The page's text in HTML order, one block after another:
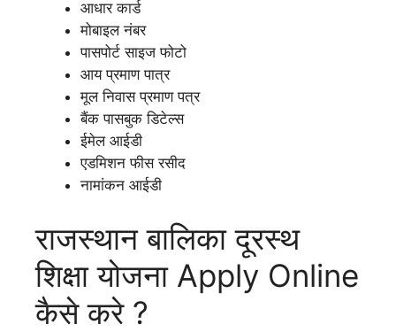
आधार कार्ड
मोबाइल नंबर
पासपोर्ट साइज फोटो
आय प्रमाण पात्र
मूल निवास प्रमाण पत्र
बैंक पासबुक डिटेल्स
ईमेल आईडी
एडमिशन फीस रसीद
नामांकन आईडी
राजस्थान बालिका दूरस्थ
शिक्षा योजना Apply Online
कैसे करे ?